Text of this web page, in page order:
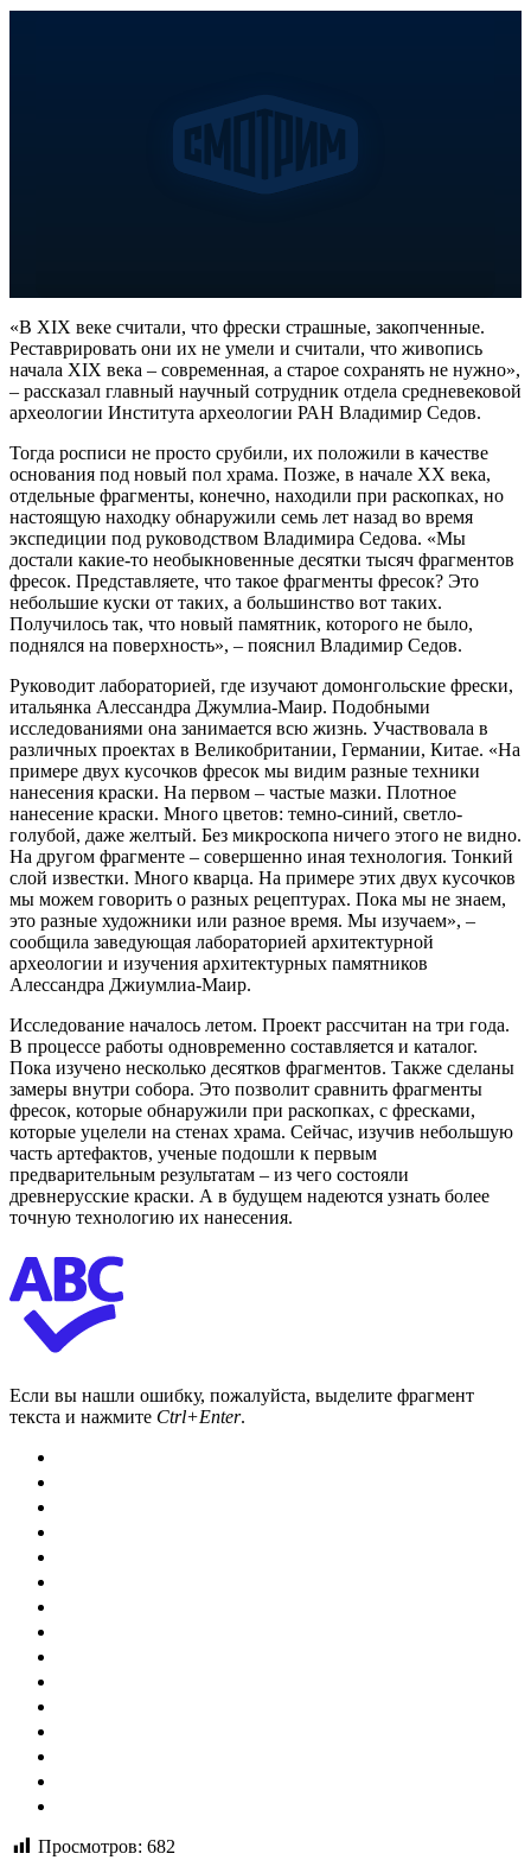
«В XIX веке считали, что фрески страшные, закопченные.
Реставрировать они их не умели и считали, что живопись
начала XIX века – современная, а старое сохранять не нужно»,
– рассказал главный научный сотрудник отдела средневековой
археологии Института археологии РАН Владимир Седов.
Тогда росписи не просто срубили, их положили в качестве
основания под новый пол храма. Позже, в начале ХХ века,
отдельные фрагменты, конечно, находили при раскопках, но
настоящую находку обнаружили семь лет назад во время
экспедиции под руководством Владимира Седова. «Мы
достали какие-то необыкновенные десятки тысяч фрагментов
фресок. Представляете, что такое фрагменты фресок? Это
небольшие куски от таких, а большинство вот таких.
Получилось так, что новый памятник, которого не было,
поднялся на поверхность», – пояснил Владимир Седов.
Руководит лабораторией, где изучают домонгольские фрески,
итальянка Алессандра Джумлиа-Маир. Подобными
исследованиями она занимается всю жизнь. Участвовала в
различных проектах в Великобритании, Германии, Китае. «На
примере двух кусочков фресок мы видим разные техники
нанесения краски. На первом – частые мазки. Плотное
нанесение краски. Много цветов: темно-синий, светло-
голубой, даже желтый. Без микроскопа ничего этого не видно.
На другом фрагменте – совершенно иная технология. Тонкий
слой известки. Много кварца. На примере этих двух кусочков
мы можем говорить о разных рецептурах. Пока мы не знаем,
это разные художники или разное время. Мы изучаем», –
сообщила заведующая лабораторией архитектурной
археологии и изучения архитектурных памятников
Алессандра Джиумлиа-Маир.
Исследование началось летом. Проект рассчитан на три года.
В процессе работы одновременно составляется и каталог.
Пока изучено несколько десятков фрагментов. Также сделаны
замеры внутри собора. Это позволит сравнить фрагменты
фресок, которые обнаружили при раскопках, с фресками,
которые уцелели на стенах храма. Сейчас, изучив небольшую
часть артефактов, ученые подошли к первым
предварительным результатам – из чего состояли
древнерусские краски. А в будущем надеются узнать более
точную технологию их нанесения.
Если вы нашли ошибку, пожалуйста, выделите фрагмент
текста и нажмите Ctrl+Enter.
Просмотров: 682